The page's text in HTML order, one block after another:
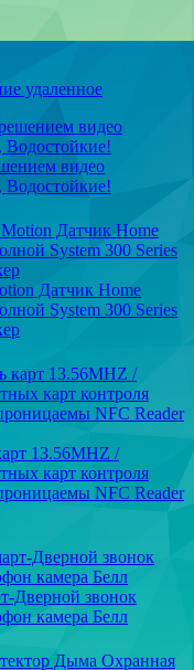
видео
Водостойкие!
Датчик Home
System 300 Series
13.56MHZ /
карт контроля
NFC Reader
Дверной звонок
камера Белл